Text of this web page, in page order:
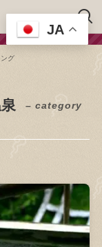
グ
– category
JA